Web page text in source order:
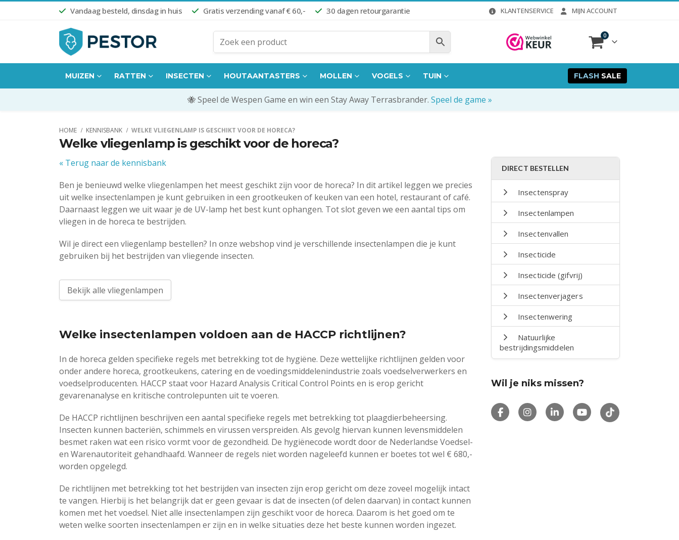
Vandaag besteld, dinsdag in huis Gratis verzending vanaf € 60,- 30 dagen retourgarantie KLANTENSERVICE MIJN ACCOUNT
0
MUIZEN RATTEN INSECTEN HOUTAANTASTERS MOLLEN VOGELS TUIN FLASH SALE
🐝 Speel de Wespen Game en win een Stay Away Terrasbrander. Speel de game »
HOME KENNISBANK WELKE VLIEGENLAMP IS GESCHIKT VOOR DE HORECA?
Welke vliegenlamp is geschikt voor de horeca?
« Terug naar de kennisbank
Ben je benieuwd welke vliegenlampen het meest geschikt zijn voor de horeca? In dit artikel leggen we precies
uit welke insectenlampen je kunt gebruiken in een grootkeuken of keuken van een hotel, restaurant of café.
Daarnaast leggen we uit waar je de UV-lamp het best kunt ophangen. Tot slot geven we een aantal tips om
vliegen in de horeca te bestrijden.
Wil je direct een vliegenlamp bestellen? In onze webshop vind je verschillende insectenlampen die je kunt
gebruiken bij het bestrijden van vliegende insecten.
Bekijk alle vliegenlampen
Welke insectenlampen voldoen aan de HACCP richtlijnen?
In de horeca gelden specifieke regels met betrekking tot de hygiëne. Deze wettelijke richtlijnen gelden voor
onder andere horeca, grootkeukens, catering en de voedingsmiddelenindustrie zoals voedselverwerkers en
voedselproducenten. HACCP staat voor Hazard Analysis Critical Control Points en is erop gericht
gevarenanalyse en kritische controlepunten uit te voeren.
De HACCP richtlijnen beschrijven een aantal specifieke regels met betrekking tot plaagdierbeheersing. ​​
Insecten kunnen bacteriën, schimmels en virussen verspreiden. Als gevolg hiervan kunnen levensmiddelen
besmet raken wat een risico vormt voor de gezondheid. De hygiënecode wordt door de Nederlandse Voedsel-
en Warenautoriteit gehandhaafd. Wanneer de regels niet worden nageleefd kunnen er boetes tot wel € 680,-
worden opgelegd.
De richtlijnen met betrekking tot het bestrijden van insecten zijn erop gericht om deze zoveel mogelijk intact
te vangen. Hierbij is het belangrijk dat er geen gevaar is dat de insecten (of delen daarvan) in contact kunnen
komen met het voedsel. Niet alle insectenlampen zijn geschikt voor de horeca. Daarom is het goed om te
weten welke soorten insectenlampen er zijn en in welke situaties deze het beste kunnen worden ingezet.
DIRECT BESTELLEN
Insectenspray
Insectenlampen
Insectenvallen
Insecticide
Insecticide (gifvrij)
Insectenverjagers
Insectenwering
Natuurlijke
bestrijdingsmiddelen
Wil je niks missen?